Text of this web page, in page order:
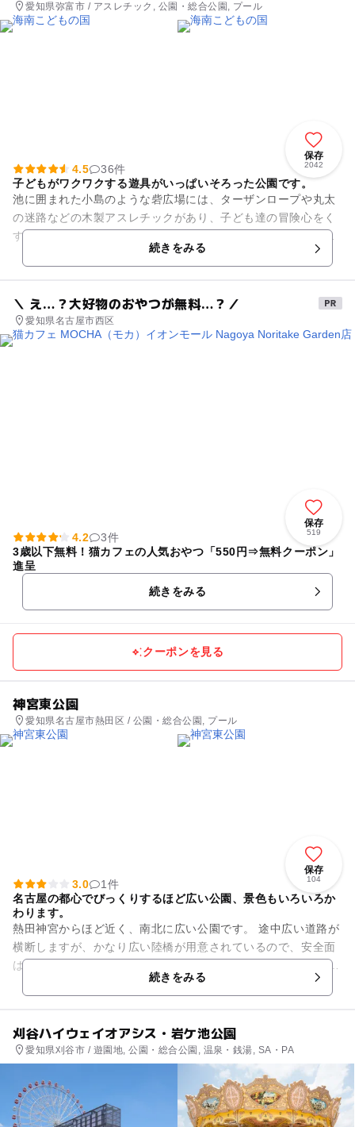
愛知県弥富市 / アスレチック, 公園・総合公園, プール
保存
2042
4.5
36件
子どもがワクワクする遊具がいっぱいそろった公園です。
池に囲まれた小島のような砦広場には、ターザンロープや丸太
の迷路などの木製アスレチックがあり、子ども達の冒険心をく
すぐります。冒険広場には子どもがピョンピョン弾みながら遊
ぶ「スーパーウェイブ」など...続きをみる
＼ え…？大好物のおやつが無料…？／
愛知県名古屋市西区
保存
519
4.2
3件
3歳以下無料！猫カフェの人気おやつ「550円⇒無料クーポン」
進呈
続きをみる
クーポンを見る
神宮東公園
愛知県名古屋市熱田区 / 公園・総合公園, プール
保存
104
3.0
1件
名古屋の都心でびっくりするほど広い公園、景色もいろいろか
わります。
熱田神宮からほど近く、南北に広い公園です。 途中広い道路が
横断しますが、かなり広い陸橋が用意されているので、安全面
は大丈夫です。 北には市営の熱田プールがあり、夏には子供の
続きをみる
刈谷ハイウェイオアシス・岩ケ池公園
愛知県刈谷市 / 遊園地, 公園・総合公園, 温泉・銭湯, SA・PA